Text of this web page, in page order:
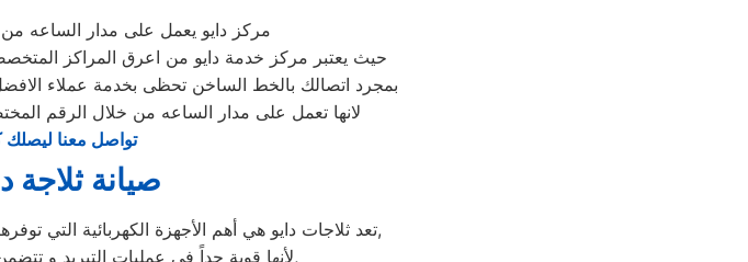
مركز دايو يعمل على مدار الساعه
حيث يعتبر مركز خدمة دايو من اعرق المراكز
بمجرد اتصالك بالخط الساخن تحظى بخدمة عملاء
لانها تعمل على مدار الساعه من خلال الرقم
تواصل معنا ليصلك
صيانة ثلاجة
تعد ثلاجات دايو هي أهم الأجهزة الكهربائية التي توفرها الشركة و أكثرها مبيعاً بين بقية المنتجات الأخرى,
لأنها قوية جداً في عمليات التبريد و تتضمن بعض التقنيات المتميزة كتقنية الانفلتر,